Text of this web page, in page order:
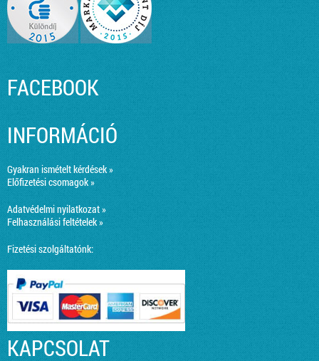
FACEBOOK
INFORMÁCIÓ
Gyakran ismételt kérdések »
Előfizetési csomagok »
Adatvédelmi nyilatkozat »
Felhasználási feltételek »
Fizetési szolgáltatónk:
KAPCSOLAT